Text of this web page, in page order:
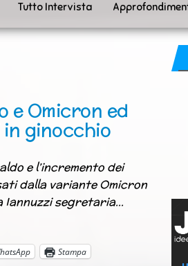
Tutto Intervista
e Omicron ed
ginocchio
e l’incremento dei
dalla variante Omicron
Iannuzzi segretaria…
Stampa